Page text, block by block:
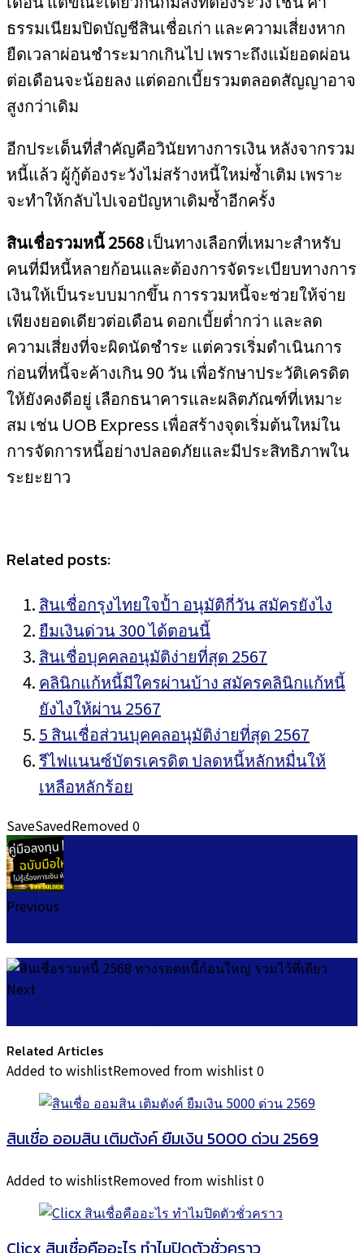
ธรรมเนียมปิดบัญชีสินเชื่อเก่า และความเสี่ยงหาก
ยืดเวลาผ่อนชำระมากเกินไป เพราะถึงแม้ยอดผ่อน
ต่อเดือนจะน้อยลง แต่ดอกเบี้ยรวมตลอดสัญญาอาจ
สูงกว่าเดิม
อีกประเด็นที่สำคัญคือวินัยทางการเงิน หลังจากรวม
หนี้แล้ว ผู้กู้ต้องระวังไม่สร้างหนี้ใหม่ซ้ำเติม เพราะ
จะทำให้กลับไปเจอปัญหาเดิมซ้ำอีกครั้ง
สินเชื่อรวมหนี้ 2568เป็นทางเลือกที่เหมาะสำหรับ
คนที่มีหนี้หลายก้อนและต้องการจัดระเบียบทางการ
เงินให้เป็นระบบมากขึ้น การรวมหนี้จะช่วยให้จ่าย
เพียงยอดเดียวต่อเดือน ดอกเบี้ยต่ำกว่า และลด
ความเสี่ยงที่จะผิดนัดชำระ แต่ควรเริ่มดำเนินการ
ก่อนที่หนี้จะค้างเกิน 90 วัน เพื่อรักษาประวัติเครดิต
ให้ยังคงดีอยู่ เลือกธนาคารและผลิตภัณฑ์ที่เหมาะ
สม เช่น UOB Express เพื่อสร้างจุดเริ่มต้นใหม่ใน
การจัดการหนี้อย่างปลอดภัยและมีประสิทธิภาพใน
ระยะยาว
Related posts:
สินเชื่อกรุงไทยใจป้ำ อนุมัติกี่วัน สมัครยังไง
ยืมเงินด่วน 300 ได้ตอนนี้
สินเชื่อบุคคลอนุมัติง่ายที่สุด 2567
คลินิกแก้หนี้มีใครผ่านบ้าง สมัครคลินิกแก้หนี้
ยังไงให้ผ่าน 2567
5 สินเชื่อส่วนบุคคลอนุมัติง่ายที่สุด 2567
รีไฟแนนซ์บัตรเครดิต ปลดหนี้หลักหมื่นให้
เหลือหลักร้อย
SaveSavedRemoved 0
Previous
Next
Related Articles
Added to wishlistRemoved from wishlist0
สินเชื่อ ออมสิน เติมตังค์ ยืมเงิน 5000 ด่วน 2569
Added to wishlistRemoved from wishlist0
Clicx สินเชื่อคืออะไร ทำไมปิดตัวชั่วคราว